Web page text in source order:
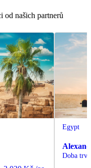
od našich partnerů
Egypt
Doba